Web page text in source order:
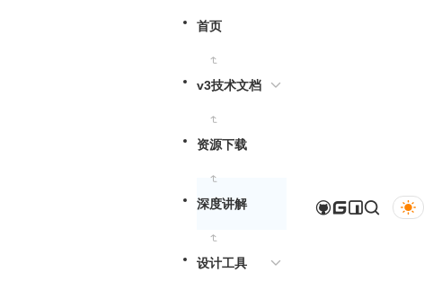
首页
v3技术文档
资源下载
深度讲解
设计工具